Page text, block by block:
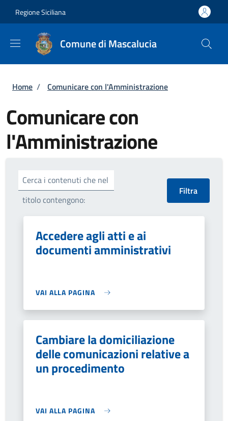
Regione Siciliana
Comune di Mascalucia
Briciole di pane
Home / Comunicare con l'Amministrazione
Comunicare con
l'Amministrazione
Cerca i contenuti che nel
titolo contengono:
Accedere agli atti e ai
documenti amministrativi
VAI ALLA PAGINA
Cambiare la domiciliazione
delle comunicazioni relative a
un procedimento
VAI ALLA PAGINA